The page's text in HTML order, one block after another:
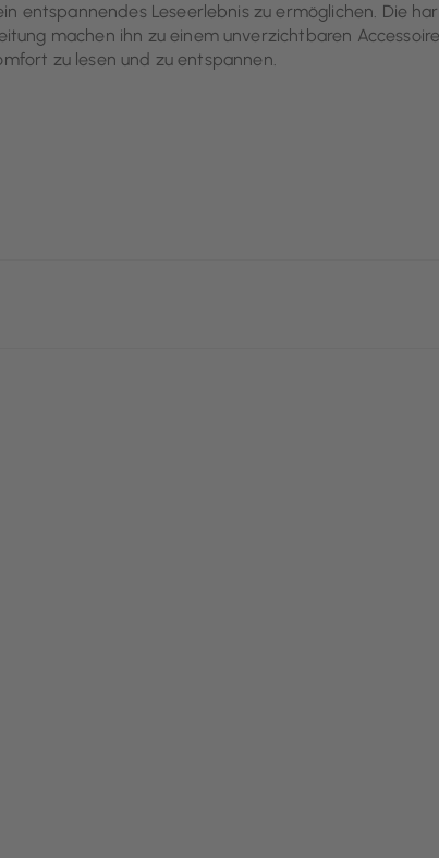
entspannendes Leseerlebnis zu ermöglichen. Die
machen ihn zu einem unverzichtbaren
zu lesen und zu entspannen.